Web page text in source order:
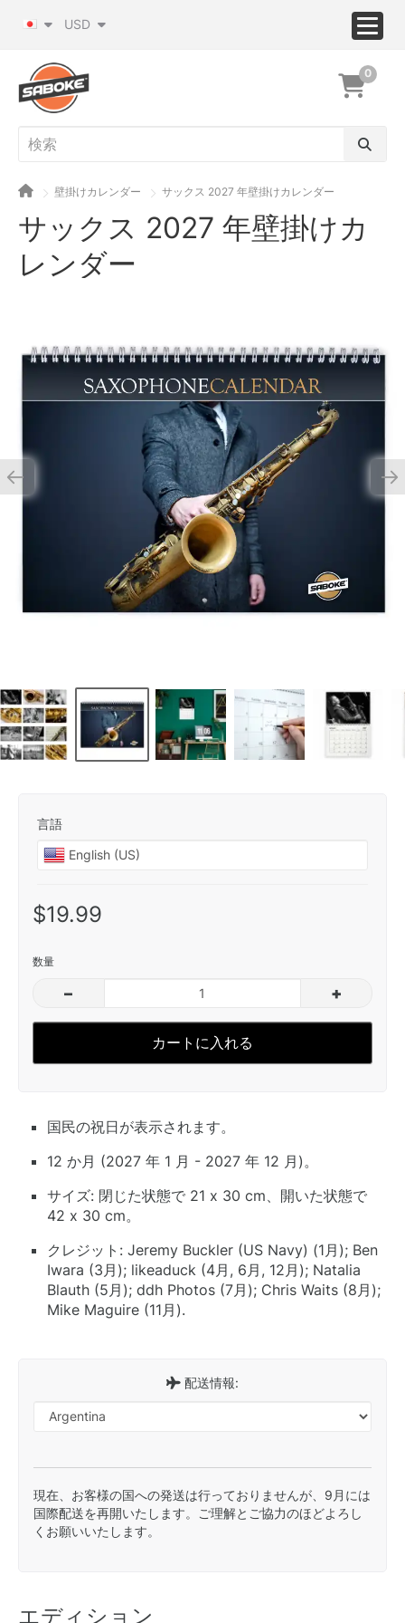
USD
0
壁掛けカレンダー サックス 2027 年壁掛けカレンダー
サックス 2027 年壁掛けカ
レンダー
言語
$19.99
数量
– +
カートに入れる
国民の祝日が表示されます。
12 か月 (2027 年 1 月 - 2027 年 12 月)。
サイズ: 閉じた状態で 21 x 30 cm、開いた状態で
42 x 30 cm。
クレジット: Jeremy Buckler (US Navy) (1月); Ben
Iwara (3月); likeaduck (4月, 6月, 12月); Natalia
Blauth (5月); ddh Photos (7月); Chris Waits (8月);
Mike Maguire (11月).
配送情報:
現在、お客様の国への発送は行っておりませんが、9月には
国際配送を再開いたします。ご理解とご協力のほどよろし
くお願いいたします。
エディション